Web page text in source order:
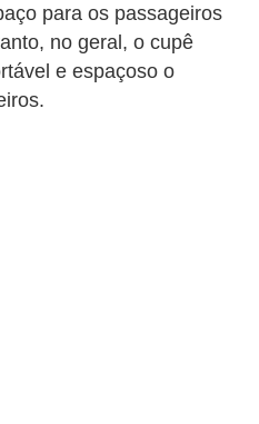
para os passageiros
no geral, o cupê
e espaçoso o